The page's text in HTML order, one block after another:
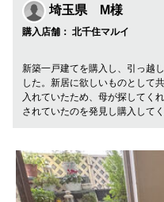
埼玉県 M様
購入店舗： 北千住マルイ
新築一戸建てを購入し、引っ越
した。新居に欲しいものとして
入れていたため、母が探してく
されていたのを発見し購入して